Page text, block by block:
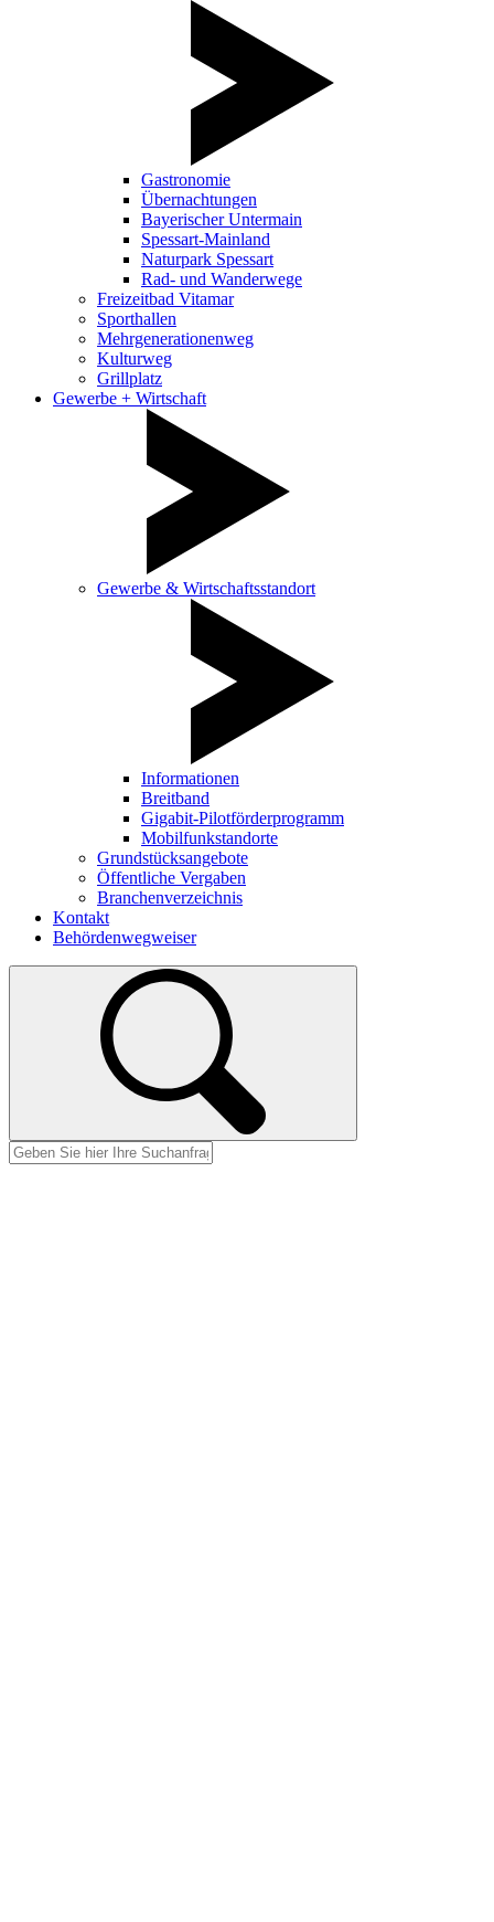
Gastronomie
Übernachtungen
Bayerischer Untermain
Spessart-Mainland
Naturpark Spessart
Rad- und Wanderwege
Freizeitbad Vitamar
Sporthallen
Mehrgenerationenweg
Kulturweg
Grillplatz
Gewerbe + Wirtschaft
Gewerbe & Wirtschaftsstandort
Informationen
Breitband
Gigabit-Pilotförderprogramm
Mobilfunkstandorte
Grundstücksangebote
Öffentliche Vergaben
Branchenverzeichnis
Kontakt
Behördenwegweiser